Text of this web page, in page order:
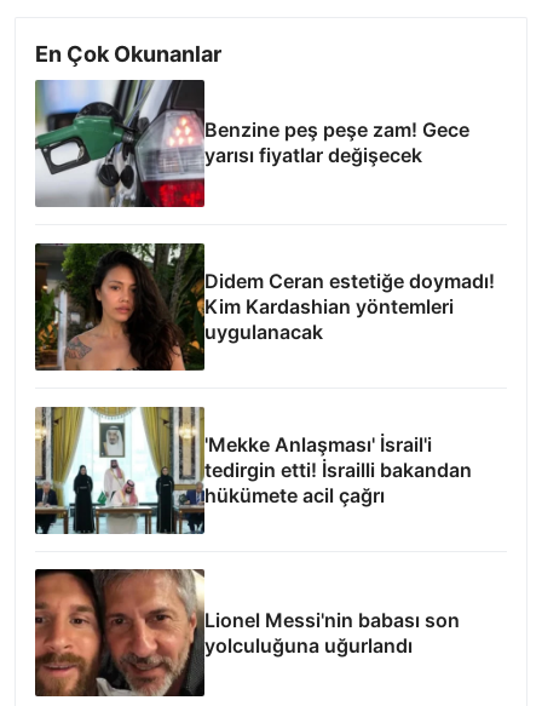
En Çok Okunanlar
Benzine peş peşe zam! Gece
yarısı fiyatlar değişecek
Didem Ceran estetiğe doymadı!
Kim Kardashian yöntemleri
uygulanacak
'Mekke Anlaşması' İsrail'i
tedirgin etti! İsrailli bakandan
hükümete acil çağrı
Lionel Messi'nin babası son
yolculuğuna uğurlandı